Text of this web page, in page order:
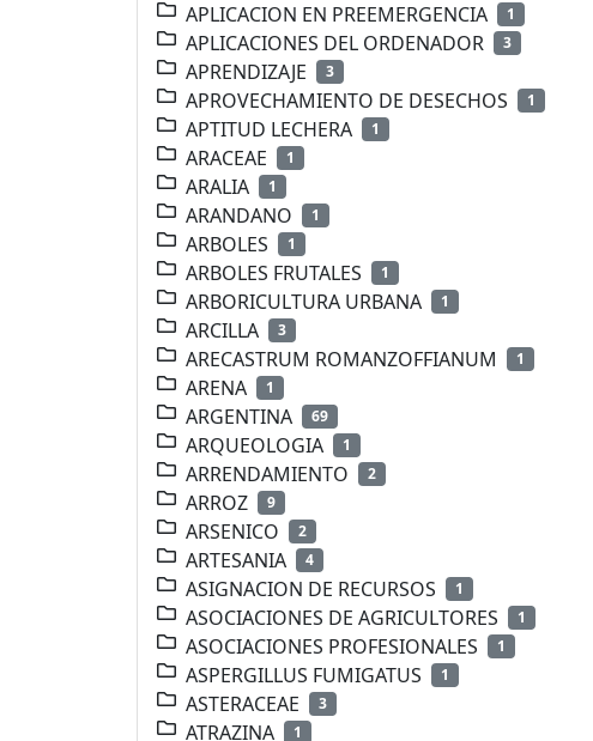
APLICACION EN PREEMERGENCIA 1
APLICACIONES DEL ORDENADOR 3
APRENDIZAJE 3
APROVECHAMIENTO DE DESECHOS 1
APTITUD LECHERA 1
ARACEAE 1
ARALIA 1
ARANDANO 1
ARBOLES 1
ARBOLES FRUTALES 1
ARBORICULTURA URBANA 1
ARCILLA 3
ARECASTRUM ROMANZOFFIANUM 1
ARENA 1
ARGENTINA 69
ARQUEOLOGIA 1
ARRENDAMIENTO 2
ARROZ 9
ARSENICO 2
ARTESANIA 4
ASIGNACION DE RECURSOS 1
ASOCIACIONES DE AGRICULTORES 1
ASOCIACIONES PROFESIONALES 1
ASPERGILLUS FUMIGATUS 1
ASTERACEAE 3
ATRAZINA 1